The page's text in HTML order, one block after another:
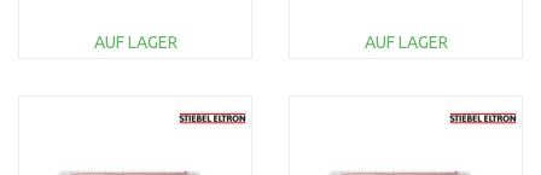
AUF LAGER
AUF LAGER